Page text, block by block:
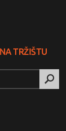
TRŽIŠTU